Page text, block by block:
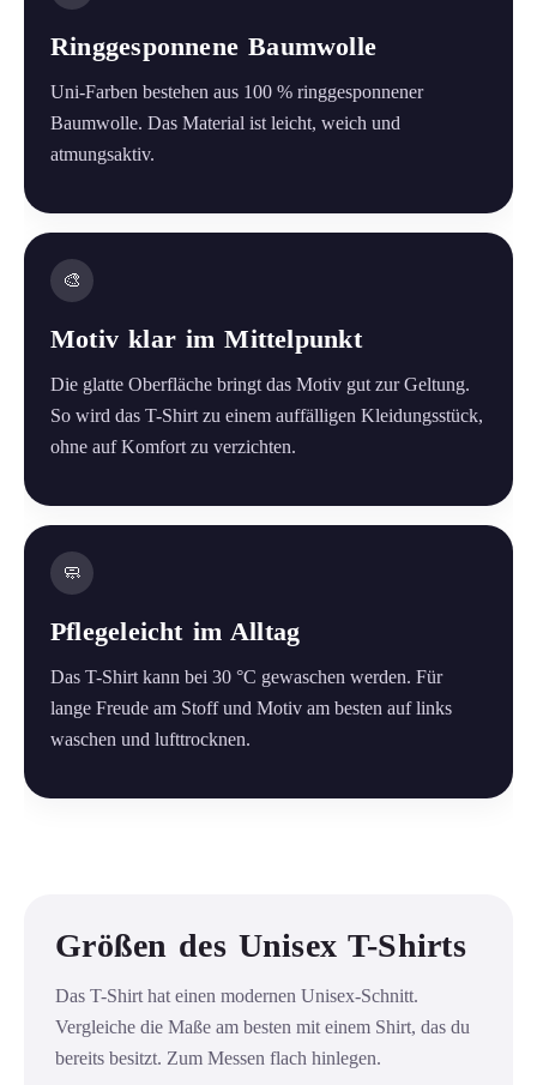
Ringgesponnene Baumwolle
Uni-Farben bestehen aus 100 % ringgesponnener
Baumwolle. Das Material ist leicht, weich und
atmungsaktiv.
🎨
Motiv klar im Mittelpunkt
Die glatte Oberfläche bringt das Motiv gut zur Geltung.
So wird das T-Shirt zu einem auffälligen Kleidungsstück,
ohne auf Komfort zu verzichten.
🧼
Pflegeleicht im Alltag
Das T-Shirt kann bei 30 °C gewaschen werden. Für
lange Freude am Stoff und Motiv am besten auf links
waschen und lufttrocknen.
Größen des Unisex T-Shirts
Das T-Shirt hat einen modernen Unisex-Schnitt.
Vergleiche die Maße am besten mit einem Shirt, das du
bereits besitzt. Zum Messen flach hinlegen.